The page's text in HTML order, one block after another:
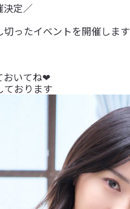
決定／
ったイベントを開催します
おいてね❤︎
ております